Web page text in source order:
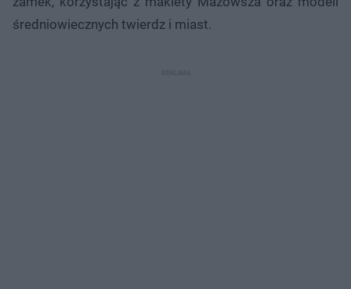
średniowiecznych twierdz i miast.